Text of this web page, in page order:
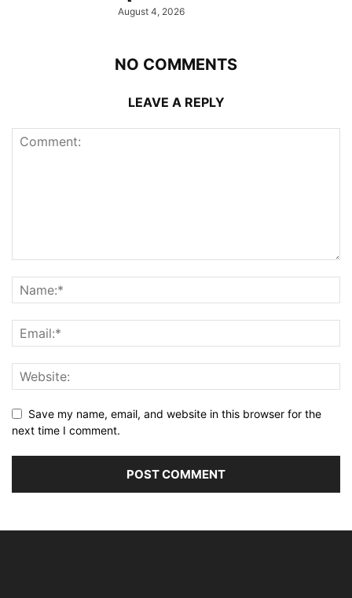
August 4, 2026
NO COMMENTS
LEAVE A REPLY
Save my name, email, and website in this browser for the
next time I comment.